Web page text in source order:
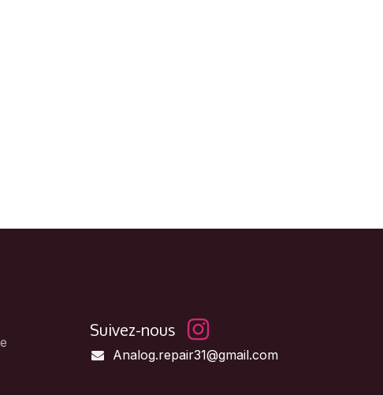
Suivez-nous
Analog.repair31@gmail.com